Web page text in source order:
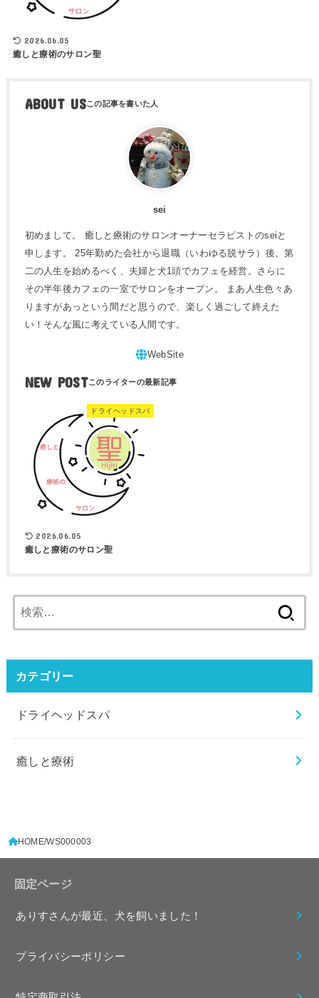
2026.06.05
癒しと療術のサロン聖
ABOUT US
sei
初めまして。 癒しと療術のサロンオーナーセラピストのseiと
申します。 25年勤めた会社から退職（いわゆる脱サラ）後、第
二の人生を始めるべく、夫婦と犬1頭でカフェを経営。さらに
その半年後カフェの一室でサロンをオープン。 まあ人生色々あ
りますがあっという間だと思うので、楽しく過ごして終えた
い！そんな風に考えている人間です。
NEW POST
ドライヘッドスパ
2026.06.05
癒しと療術のサロン聖
索:
カテゴリー
ドライヘッドスパ
癒しと療術
HOME WS000003
固定ページ
ありすさんが最近、犬を飼いました！
プライバシーポリシー